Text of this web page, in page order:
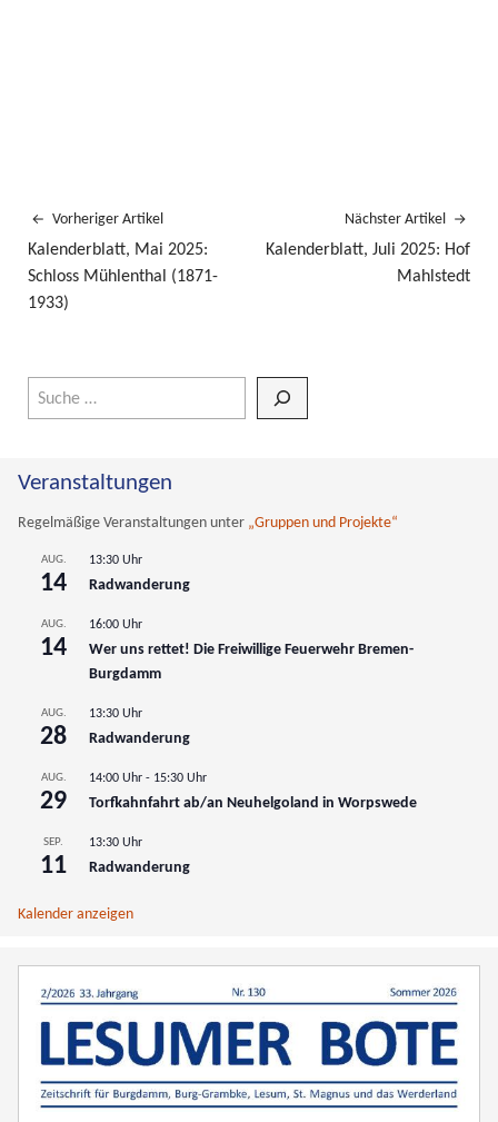
Vorheriger Artikel
Kalenderblatt, Mai 2025:
Schloss Mühlenthal (1871-
1933)
Nächster Artikel
Kalenderblatt, Juli 2025: Hof
Mahlstedt
Veranstaltungen
Regelmäßige Veranstaltungen unter „Gruppen und Projekte“
AUG.
14
13:30 Uhr
Radwanderung
AUG.
14
16:00 Uhr
Wer uns rettet! Die Freiwillige Feuerwehr Bremen-
Burgdamm
AUG.
28
13:30 Uhr
Radwanderung
AUG.
29
14:00 Uhr - 15:30 Uhr
Torfkahnfahrt ab/an Neuhelgoland in Worpswede
SEP.
11
13:30 Uhr
Radwanderung
Kalender anzeigen